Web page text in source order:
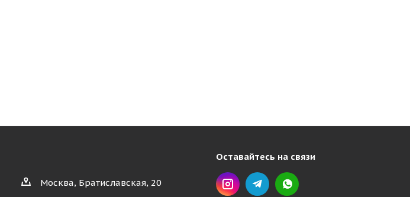
Москва, Братиславская, 20
Оставайтесь на связи